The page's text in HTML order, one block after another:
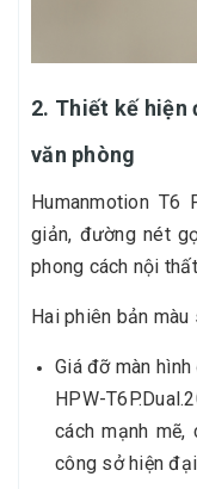
2. Thiết kế hiện
văn phòng
Humanmotion
giản, đường nét
phong cách nội
Hai phiên bản màu
Giá đỡ màn
HPW-
cách mạnh mẽ,
công sở hiện